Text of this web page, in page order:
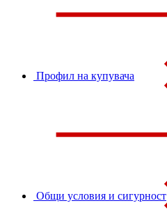
Профил на купувача
Общи условия и сигурност